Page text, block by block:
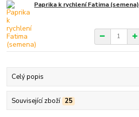
Paprika k rychlení Fatima (semena)
Celý popis
Související zboží 25